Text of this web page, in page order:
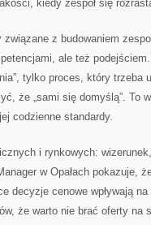
kiedy zespół się
z budowaniem
ale też
tylko proces, który trzeba
że „sami się domyślą”. To
codzienne standardy.
i rynkowych:
w Opałach pokazuje,
decyzje cenowe wpływają
że warto nie brać oferty na